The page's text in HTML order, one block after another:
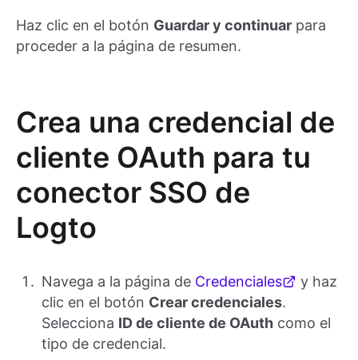
Haz clic en el botón Guardar y continuar para
proceder a la página de resumen.
Crea una credencial de
cliente OAuth para tu
conector SSO de
Logto
Navega a la página de Credenciales
y haz
clic en el botón Crear credenciales.
Selecciona ID de cliente de OAuth como el
tipo de credencial.